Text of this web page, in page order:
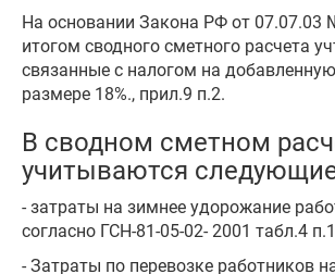
На основании Закона РФ от 07.07.03
итогом сводного сметного расчета
связанные с налогом на
размере 18%., прил.9 п.2.
В сводном сметном
учитываются
- затраты на зимнее удорожание
согласно ГСН-81-05-02- 2001 табл.4
- Затраты по перевозке работников